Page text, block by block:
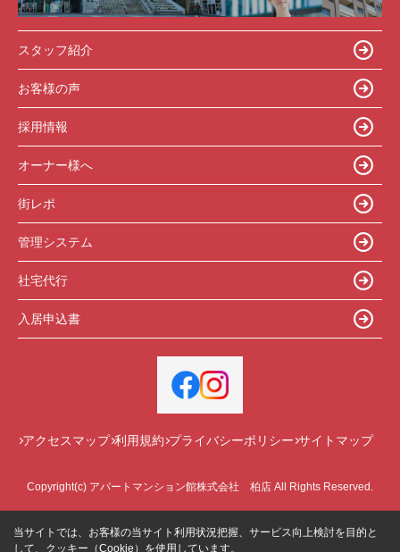
スタッフ紹介
お客様の声
採用情報
オーナー様へ
街レポ
管理システム
社宅代行
入居申込書
アクセスマップ 利用規約 プライバシーポリシー サイトマップ
Copyright(c) アパートマンション館株式会社 柏店 All Rights Reserved.
当サイトでは、お客様の当サイト利用状況把握、サービス向上検討を目的と
して、クッキー（Cookie）を使用しています。